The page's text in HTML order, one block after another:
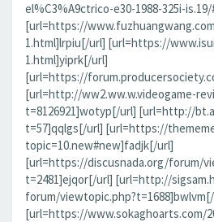
el%C3%A9ctrico-e30-1988-325i-
[url=https://
1.html]lrpiu[/url] [url=https://
1.html]yiprk[/url]
[url=https://
[url=http://ww2.ww.w.videogame-
t=8126921]wotyp[/url] [url=http://
t=57]qqlgs[/url] [url=https://
topic=10.new#new]fadjk[/url]
[url=https://discusnada.org/forum/
t=2481]ejqor[/url] [url=http://
forum/
[url=https://www.sokaghoarts.com/